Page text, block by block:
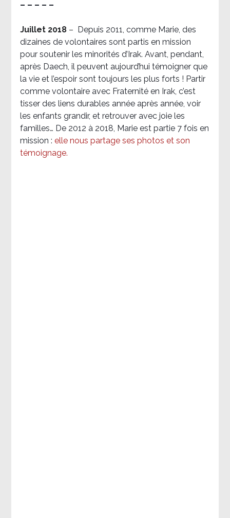
– – – – –
Juillet 2018 –
Depuis 2011, comme Marie, des
dizaines de volontaires sont partis en mission
pour soutenir les minorités d’Irak. Avant, pendant,
après Daech, il peuvent aujourd’hui témoigner que
la vie et l’espoir sont toujours les plus forts ! Partir
comme volontaire avec Fraternité en Irak, c’est
tisser des liens durables année après année, voir
les enfants grandir, et retrouver avec joie les
familles… De 2012 à 2018, Marie est partie 7 fois en
mission : elle nous partage ses photos et son
témoignage.